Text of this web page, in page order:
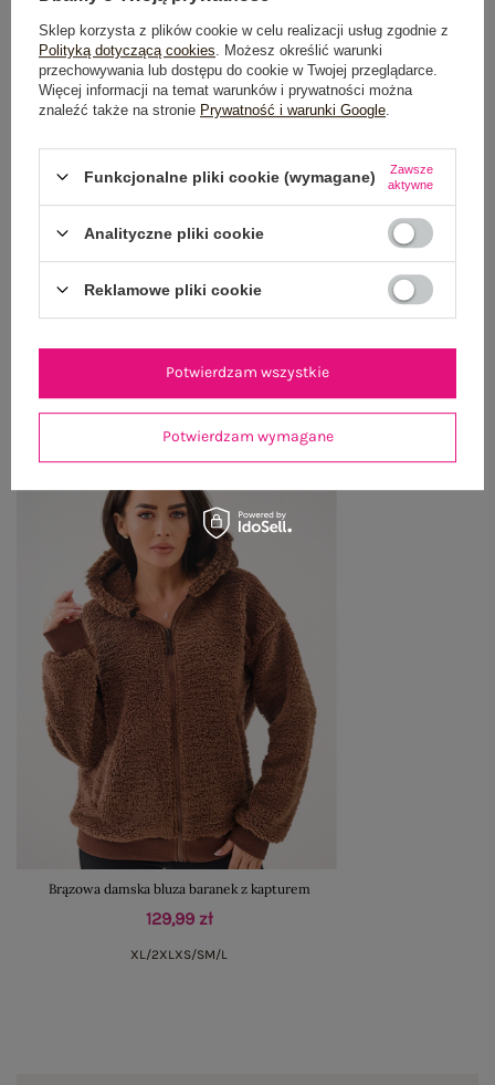
OPIS PRODUKTU
GŁÓWNE PARAMETRY
ZWROTY I REKLAMACJE
OSTATNIO OGLĄDANE
Brązowa damska bluza baranek z kapturem
129,99 zł
XL/2XLXS/SM/L
Sklep korzysta z plików cookie w celu realizacji usług zgodnie z
Polityką dotyczącą cookies . Możesz określić warunki
przechowywania lub dostępu do cookie w Twojej przeglądarce.
Więcej informacji na temat warunków i prywatności można
znaleźć także na stronie Prywatność i warunki Google
Funkcjonalne pliki cookie (wymagane)
Zawsze
aktywne
Analityczne pliki cookie
Reklamowe pliki cookie
Potwierdzam wymagane
Potwierdzam wszystkie